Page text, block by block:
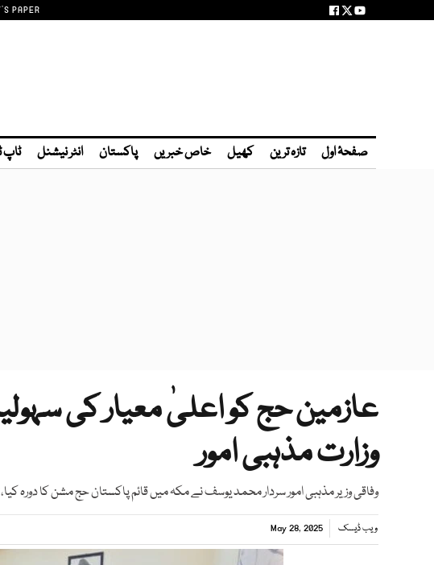
PAPER
صفحۂ اول تازہ ترین کھیل خاص خبریں پاکستان انٹر نیشنل ٹاپ
عازمین حج کو اعلیٰ معیار کی
وزارت مذہبی امور
وفاقی وزیر مذہبی امور سردار محمد یوسف نے مکہ میں قائم پاکستان حج مشن کا دورہ
ویب ڈیسک May 28, 2025